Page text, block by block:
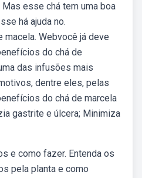
esse chá tem uma boa
há ajuda no.
Webvocê já deve
do chá de
das infusões mais
dentre eles, pelas
do chá de marcela
gastrite e úlcera; Minimiza
e como fazer. Entenda os
pela planta e como